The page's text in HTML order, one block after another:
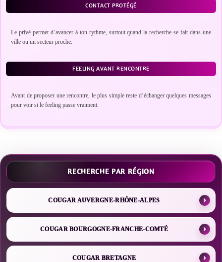
CONTACT PROTÉGÉ
Le privé permet d’avancer à ton rythme, surtout quand la recherche se fait dans une
ville ou un secteur proche.
FEELING AVANT RENCONTRE
Avant de proposer une rencontre, le plus simple reste d’échanger quelques messages
pour voir si le feeling passe vraiment.
RECHERCHE PAR RÉGION
COUGAR AUVERGNE-RHÔNE-ALPES
COUGAR BOURGOGNE-FRANCHE-COMTÉ
COUGAR BRETAGNE